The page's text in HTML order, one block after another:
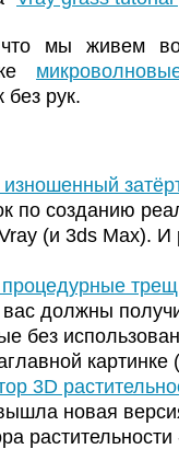
мы живем
без рук.
изношенный
по созданию
(и 3ds Max).
процедурные
вас должны
без
3D
новая
растительности